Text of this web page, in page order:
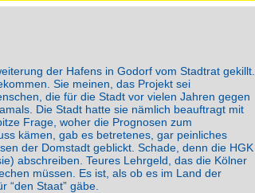
der Hafens in Godorf vom Stadtrat gekillt.
Sie meinen, das Projekt sei
die für die Stadt vor vielen Jahren gegen
Die Stadt hatte sie nämlich beauftragt mit
Frage, woher die Prognosen zum
kämen, gab es betretenes, gar peinliches
der Domstadt geblickt. Schade, denn die HGK
abschreiben. Teures Lehrgeld, das die Kölner
müssen. Es ist, als ob es im Land der
“den Staat” gäbe.